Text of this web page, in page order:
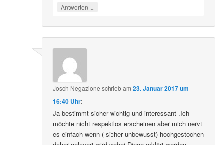
Antworten ↓
Josch Negazione schriebam23. Januar 2017 um
16:40 Uhr:
Ja bestimmt sicher wichtig und interessant .Ich
möchte nicht respektlos erscheinen aber mich nervt
es einfach wenn ( sicher unbewusst) hochgestochen